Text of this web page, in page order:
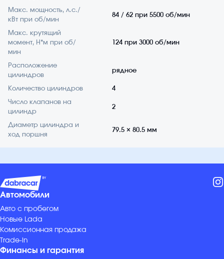
Макс. мощность, л.с./
кВт при об/мин
84 / 62 при 5500 об/мин
Макс. крутящий
момент, Н*м при об/
мин
124 при 3000 об/мин
Расположение
цилиндров
рядное
Количество цилиндров 4
Число клапанов на
цилиндр
2
Диаметр цилиндра и
ход поршня
79.5 × 80.5 мм
Автомобили
Авто с пробегом
Новые Lada
Комиссионная продажа
Trade-in
Финансы и гарантия